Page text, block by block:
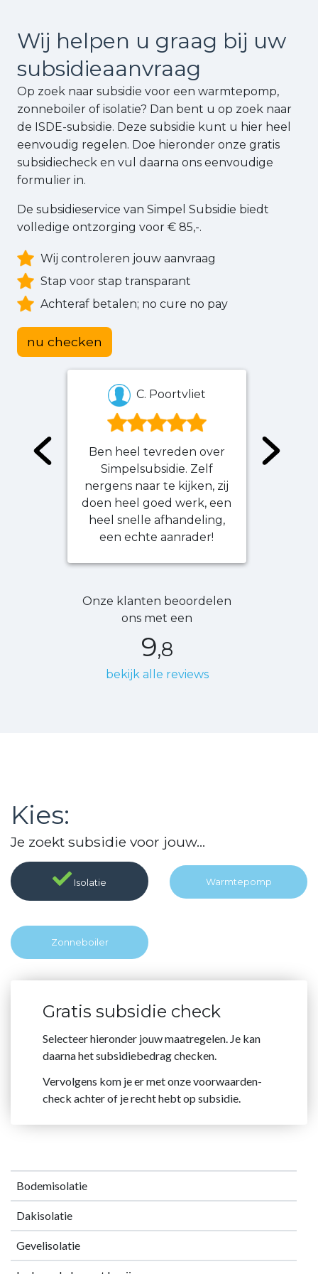
Wij helpen u graag bij uw
subsidieaanvraag
Op zoek naar subsidie voor een warmtepomp,
zonneboiler of isolatie? Dan bent u op zoek naar
de ISDE-subsidie. Deze subsidie kunt u hier heel
eenvoudig regelen. Doe hieronder onze gratis
subsidiecheck en vul daarna ons eenvoudige
formulier in.
De subsidieservice van Simpel Subsidie biedt
volledige ontzorging voor € 85,-.
Wij controleren jouw aanvraag
Stap voor stap transparant
Achteraf betalen; no cure no pay
nu checken
C. Poortvliet
Ben heel tevreden over
Simpelsubsidie. Zelf
nergens naar te kijken, zij
doen heel goed werk, een
heel snelle afhandeling,
een echte aanrader!
Onze klanten beoordelen
ons met een
9,8
bekijk alle reviews
Kies:
Je zoekt subsidie voor jouw...
Isolatie Warmtepomp
Zonne boiler
Gratis subsidie check
Selecteer hieronder jouw maatregelen. Je kan
daarna het subsidiebedrag checken.
Vervolgens kom je er met onze voorwaarden-
check achter of je recht hebt op subsidie.
Bodemisolatie
Dakisolatie
Gevelisolatie